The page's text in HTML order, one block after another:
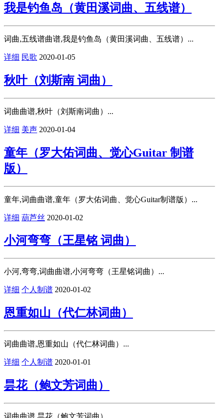
我是钓鱼岛（黄田溪词曲、五线谱）
词曲,五线谱曲谱,我是钓鱼岛（黄田溪词曲、五线谱）...
详细 民歌 2020-01-05
秋叶（刘斯南 词曲）
词曲曲谱,秋叶（刘斯南词曲）...
详细 美声 2020-01-04
童年（罗大佑词曲、觉心Guitar 制谱
版）
童年,词曲曲谱,童年（罗大佑词曲、觉心Guitar制谱版）...
详细 葫芦丝 2020-01-02
小河弯弯（王星铭 词曲）
小河,弯弯,词曲曲谱,小河弯弯（王星铭词曲）...
详细 个人制谱 2020-01-02
恩重如山（代仁林词曲）
词曲曲谱,恩重如山（代仁林词曲）...
详细 个人制谱 2020-01-01
昙花（鲍文芳词曲）
词曲曲谱,昙花（鲍文芳词曲）...